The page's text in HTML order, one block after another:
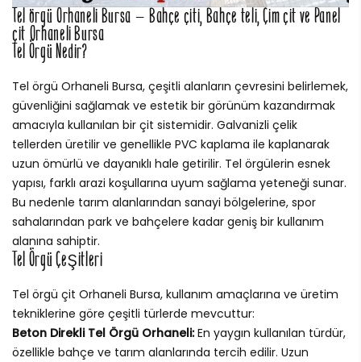
Tel örgü Orhaneli Bursa – Bahçe çiti, Bahçe teli, Çim çit ve Panel
çit Orhaneli Bursa
Tel Örgü Nedir?
Tel örgü Orhaneli Bursa, çeşitli alanların çevresini belirlemek,
güvenliğini sağlamak ve estetik bir görünüm kazandırmak
amacıyla kullanılan bir çit sistemidir. Galvanizli çelik
tellerden üretilir ve genellikle PVC kaplama ile kaplanarak
uzun ömürlü ve dayanıklı hale getirilir. Tel örgülerin esnek
yapısı, farklı arazi koşullarına uyum sağlama yeteneği sunar.
Bu nedenle tarım alanlarından sanayi bölgelerine, spor
sahalarından park ve bahçelere kadar geniş bir kullanım
alanına sahiptir.
Tel Örgü Çeşitleri
Tel örgü çit Orhaneli Bursa, kullanım amaçlarına ve üretim
tekniklerine göre çeşitli türlerde mevcuttur:
Beton Direkli Tel Örgü Orhaneli:En yaygın kullanılan türdür,
özellikle bahçe ve tarım alanlarında tercih edilir. Uzun